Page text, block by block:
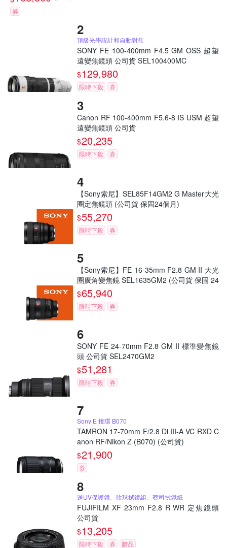
券
頂級光學設計和自動對焦
SONY FE 100-400mm F4.5 GM OSS 超望
遠變焦鏡頭 公司貨 SEL100400MC
$129,980
限時下殺 券
Canon RF 100-400mm F5.6-8 IS USM 超望
遠變焦鏡頭 公司貨
$20,235
限時下殺 券
【Sony索尼】SEL85F14GM2 G Master大光
圈定焦鏡頭 (公司貨 保固24個月)
$55,270
限時下殺 券
【Sony索尼】FE 16-35mm F2.8 GM II 大光
圈廣角變焦鏡 SEL1635GM2 (公司貨 保固 24
個月)
$65,940
限時下殺 券
SONY FE 24-70mm F2.8 GM II 標準變焦鏡
頭 公司貨 SEL2470GM2
$51,281
限時下殺 券
Sony E 接環 B070
TAMRON 17-70mm F/2.8 Di III-A VC RXD C
anon RF/Nikon Z (B070) (公司貨)
$21,900
券
送UV保護鏡、吹球拭鏡組、蔡司拭鏡紙
FUJIFILM XF 23mm F2.8 R WR 定焦鏡頭
公司貨
$13,205
限時下殺 券 贈品